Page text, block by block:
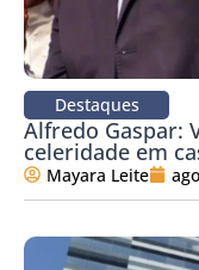
Destaques
Alfredo Gaspar:
celeridade em
Mayara Leite